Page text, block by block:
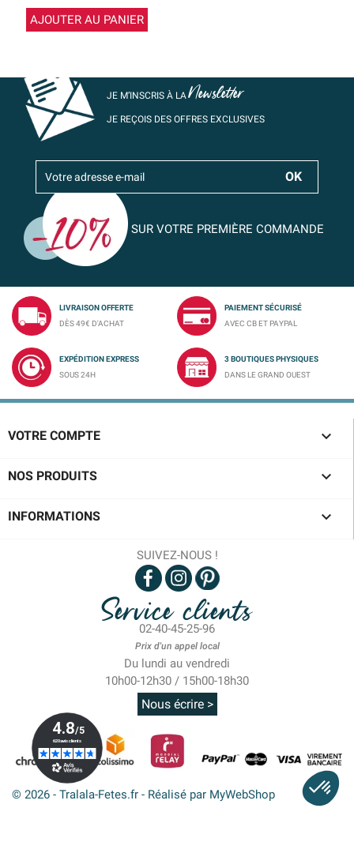
AJOUTER AU PANIER
JE M’INSCRIS À LANewsletter
JE REÇOIS DES OFFRES EXCLUSIVES
SUR VOTRE PREMIÈRE COMMANDE
LIVRAISON OFFERTE
DÈS 49€ D'ACHAT
PAIEMENT SÉCURISÉ
AVEC CB ET PAYPAL
EXPÉDITION EXPRESS
SOUS 24H
3 BOUTIQUES PHYSIQUES
DANS LE GRAND OUEST
VOTRE COMPTE 
NOS PRODUITS 
INFORMATIONS 
SUIVEZ-NOUS !
Service clients
02-40-45-25-96
Prix d'un appel local
Du lundi au vendredi
10h00-12h30 / 15h00-18h30
Nous écrire >
© 2026 - Tralala-Fetes.fr - Réalisé par MyWebShop